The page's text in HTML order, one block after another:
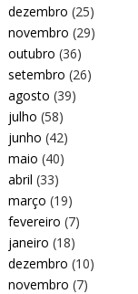
dezembro (25)
novembro (29)
outubro (36)
setembro (26)
agosto (39)
julho (58)
junho (42)
maio (40)
abril (33)
março (19)
fevereiro (7)
janeiro (18)
dezembro (10)
novembro (7)